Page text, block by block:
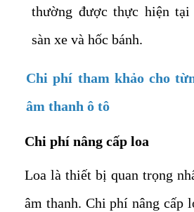
thường được thực hiện
sàn xe và hốc bánh.
Chi phí tham khảo cho
âm thanh ô tô
Chi phí nâng cấp loa
Loa là thiết bị quan trọng
âm thanh. Chi phí nâng cấp